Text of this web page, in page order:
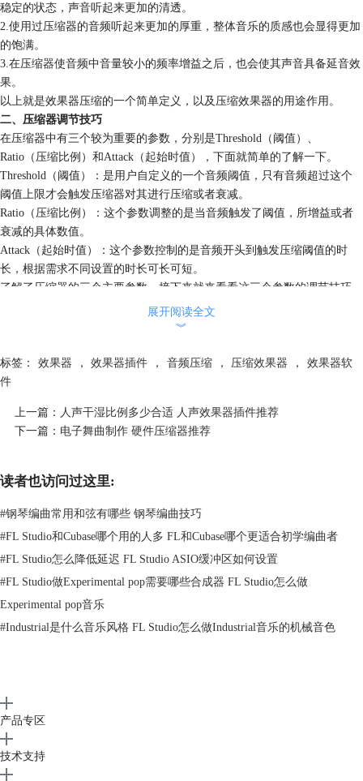
稳定的状态，声音听起来更加的清透。
2.使用过压缩器的音频听起来更加的厚重，整体音乐的质感也会显得更加
的饱满。
3.在压缩器使音频中音量较小的频率增益之后，也会使其声音具备延音效
果。
以上就是效果器压缩的一个简单定义，以及压缩效果器的用途作用。
二、压缩器调节技巧
在压缩器中有三个较为重要的参数，分别是Threshold（阈值）、
Ratio（压缩比例）和Attack（起始时值），下面就简单的了解一下。
Threshold（阈值）：是用户自定义的一个音频阈值，只有音频超过这个
阈值上限才会触发压缩器对其进行压缩或者衰减。
Ratio（压缩比例）：这个参数调整的是当音频触发了阈值，所增益或者
衰减的具体数值。
Attack（起始时值）：这个参数控制的是音频开头到触发压缩阈值的时
长，根据需求不同设置的时长可长可短。
了解了压缩器的三个主要参数，接下来就来看看这三个参数的调节技巧。
Threshold（阈值）：这个参数可以通过三种方法进行调节，第一种是阈
值设置在音频波段最高峰下面，其他波段峰值下面，第二种是阈值设置在
在设置阈值时可以根据音频波段的具体情况，参考这三种方法进行设置。
Ratio（压缩比例）：这个参数的设置主要取决于Threshold（阈值），并
Threshold（阈值）低则Ratio（压缩比例）低，只要遵循这一原则即可。
Attack（起始时值）：这个参数的设置主要和增益或者衰减的量有关系，
对于钢琴或者管弦等持续发音的乐器不要设置过长时间。
三、如何给音频添加压缩效果器
压缩效果器可以让音频中的频率动态保持一个平衡，同时还能提升音频的
响度，下面就通过FL Studio编曲软件来给大家演示一下音频添加压缩效
在开始演示之前，先给大家介绍一下FL Studio编曲软件，这款软件内置
了很多的效果器插件，压缩效果器就是其中之一，同时这款软件也有很多
的音源，有了这两个功能，可以让用户快速的制作出一首曲目。
1.启动FL Studio编曲软件，导入一段音频文件到播放列表中，点击“通道
展开阅读全文
︾
标签： 效果器 ， 效果器插件 ， 音频压缩 ， 压缩效果器 ，
效果器软
件
上一篇： 人声干湿比例多少合适 人声效果器插件推荐
下一篇： 电子舞曲制作 硬件压缩器推荐
读者也访问过这里:
#钢琴编曲常用和弦有哪些 钢琴编曲技巧
#FL Studio和Cubase哪个用的人多 FL和Cubase哪个更适合初学编曲者
#FL Studio怎么降低延迟 FL Studio ASIO缓冲区如何设置
#FL Studio做Experimental pop需要哪些合成器 FL Studio怎么做
Experimental pop音乐
#Industrial是什么音乐风格 FL Studio怎么做Industrial音乐的机械音色
产品专区
技术支持